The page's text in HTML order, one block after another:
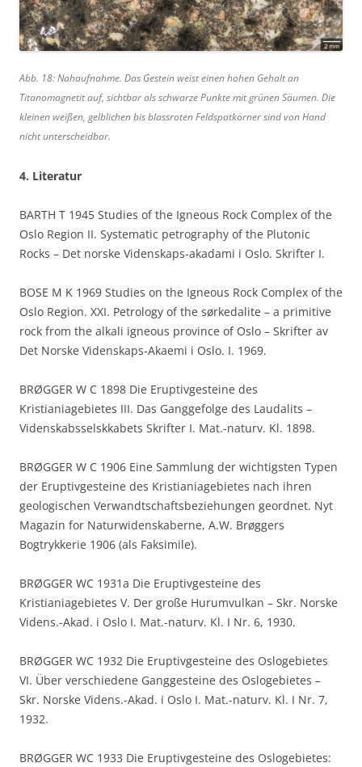
Abb. 18: Nahaufnahme. Das Gestein weist einen hohen Gehalt an
Titanomagnetit auf, sichtbar als schwarze Punkte mit grünen Säumen. Die
kleinen weißen, gelblichen bis blassroten Feldspatkörner sind von Hand
nicht unterscheidbar.
4. Literatur
BARTH T 1945 Studies of the Igneous Rock Complex of the
Oslo Region II. Systematic petrography of the Plutonic
Rocks – Det norske Videnskaps-akadami i Oslo. Skrifter I.
BOSE M K 1969 Studies on the Igneous Rock Complex of the
Oslo Region. XXI. Petrology of the sørkedalite – a primitive
rock from the alkali igneous province of Oslo – Skrifter av
Det Norske Videnskaps-Akaemi i Oslo. I. 1969.
BRØGGER W C 1898 Die Eruptivgesteine des
Kristianiagebietes III. Das Ganggefolge des Laudalits –
Videnskabsselskkabets Skrifter I. Mat.-naturv. Kl. 1898.
BRØGGER W C 1906 Eine Sammlung der wichtigsten Typen
der Eruptivgesteine des Kristianiagebietes nach ihren
geologischen Verwandtschaftsbeziehungen geordnet. Nyt
Magazin for Naturwidenskaberne, A.W. Brøggers
Bogtrykkerie 1906 (als Faksimile).
BRØGGER WC 1931a Die Eruptivgesteine des
Kristianiagebietes V. Der große Hurumvulkan – Skr. Norske
Videns.-Akad. i Oslo I. Mat.-naturv. Kl. I Nr. 6, 1930.
BRØGGER WC 1932 Die Eruptivgesteine des Oslogebietes
VI. Über verschiedene Ganggesteine des Oslogebietes –
Skr. Norske Videns.-Akad. i Oslo I. Mat.-naturv. Kl. I Nr. 7,
1932.
BRØGGER WC 1933 Die Eruptivgesteine des Oslogebietes: